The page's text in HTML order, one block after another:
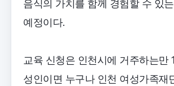
음식의 가치를 함께 경험할 수 있
예정이다.
교육 신청은 인천시에 거주하는만
성인이면 누구나 인천 여성가족재